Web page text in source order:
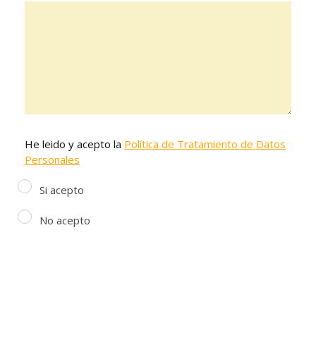
He leido y acepto la Política de Tratamiento de Datos
Personales
Si acepto
No acepto